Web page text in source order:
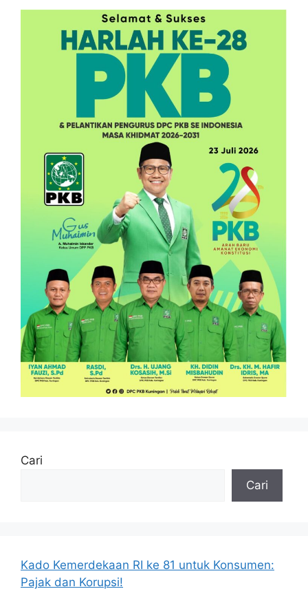
Cari
Cari
Kado Kemerdekaan RI ke 81 untuk Konsumen:
Pajak dan Korupsi!